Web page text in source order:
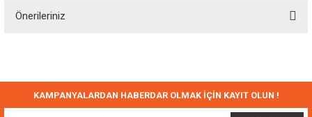
Önerileriniz
KAMPANYALARDAN HABERDAR OLMAK İÇİN KAYIT OLUN !